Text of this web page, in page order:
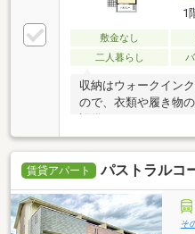
1
敷金なし
二人暮らし
収納はウォークイン
ので、衣類や履き物
賃貸アパート パストラルコ
そ